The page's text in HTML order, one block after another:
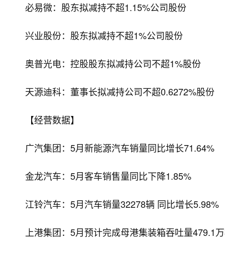
必易微：股东拟减持不超1.15%公司股份
兴业股份：股东拟减持不超1%公司股份
奥普光电：控股股东拟减持公司不超1%股份
天源迪科：董事长拟减持公司不超0.6272%股份
【经营数据】
广汽集团：5月新能源汽车销量同比增长71.64%
金龙汽车：5月客车销售量同比下降1.85%
江铃汽车：5月汽车销量32278辆 同比增长5.98%
上港集团：5月预计完成母港集装箱吞吐量479.1